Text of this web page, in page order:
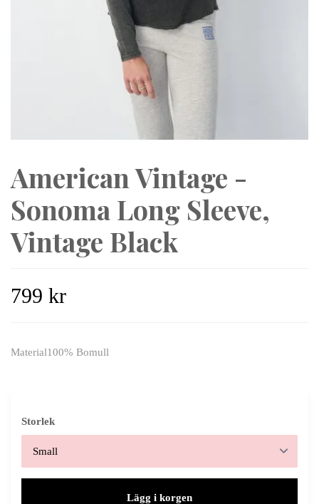
American Vintage -
Sonoma Long Sleeve,
Vintage Black
799 kr
Material100% Bomull
Storlek
Lägg i korgen